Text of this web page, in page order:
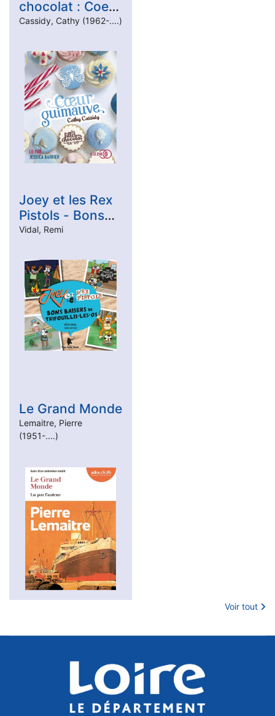
chocolat : Coeur
guimauve
Cassidy, Cathy (1962-....)
Joey et les Rex
Pistols - Bons
baisers de
Vidal, Remi
Le Grand Monde
Lemaitre, Pierre
(1951-....)
Voir tout